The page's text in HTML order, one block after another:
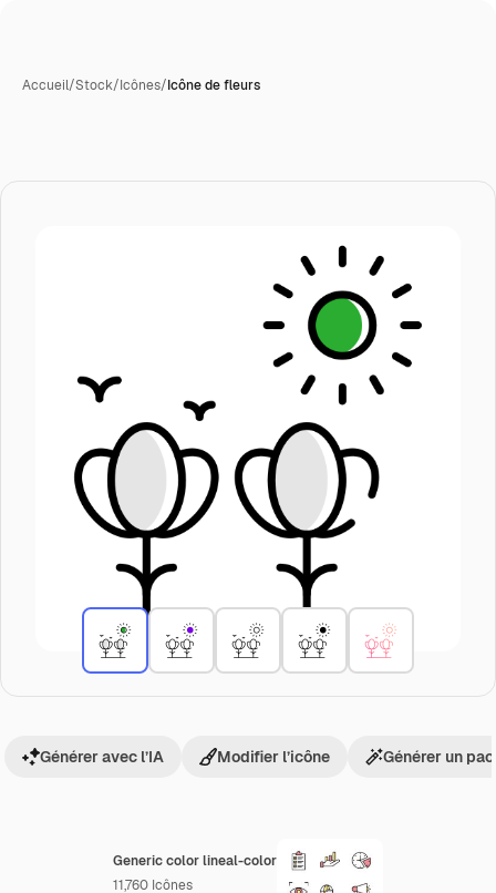
Accueil/Stock/Icônes/Icône de fleurs
Generic color lineal-color
11,760 Icônes
Générer avec l’IA Modifier l’icône Générer un